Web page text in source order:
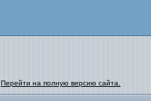
Перейти на полную версию сайта.